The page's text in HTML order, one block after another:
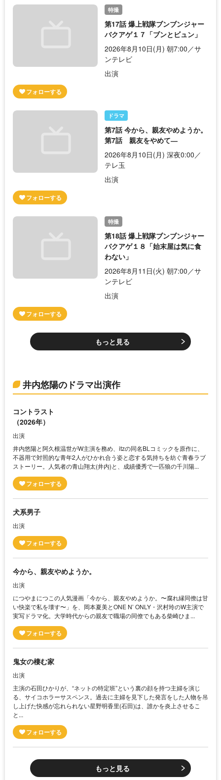
特撮
第17話 爆上戦隊ブンブンジャー
バクアゲ１７「ブンとビュン」
2026年8月10日(月) 朝7:00／サ
ンテレビ
出演
ドラマ
第7話 今から、親友やめようか。
第7話 親友をやめて―
2026年8月10日(月) 深夜0:00／
テレ玉
出演
特撮
第18話 爆上戦隊ブンブンジャー
バクアゲ１８「始末屋は気に食
わない」
2026年8月11日(火) 朝7:00／サ
ンテレビ
出演
もっと見る
井内悠陽のドラマ出演作
コントラスト
（2026年）
出演
井内悠陽と阿久根温世がW主演を務め、itzの同名BLコミックを原作に、
不器用で対照的な青年2人がひかれ合う姿と恋する気持ちを紡ぐ青春ラブ
ストーリー。人気者の青山翔太(井内)と、成績優秀で一匹狼の千川陽...
犬系男子
出演
今から、親友やめようか。
出演
につやまにつこの人気漫画「今から、親友やめようか。〜腐れ縁同僚は甘
い快楽で私を壊す〜」を、岡本夏美とONE N’ ONLY・沢村玲のW主演で
実写ドラマ化。大学時代からの親友で職場の同僚でもある柴崎ひま...
鬼女の棲む家
出演
主演の石田ひかりが、“ネットの特定班”という裏の顔を持つ主婦を演じ
る、サイコホラーサスペンス。過去に主婦を見下した発言をした人物を吊
し上げた快感が忘れられない星野明香里(石田)は、誰かを炎上させるこ
と...
もっと見る